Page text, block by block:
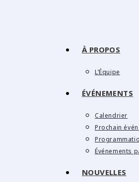
À PROPOS
L’Équipe
ÉVÉNEMENTS
Calendrier
Prochain
Événements
NOUVELLES